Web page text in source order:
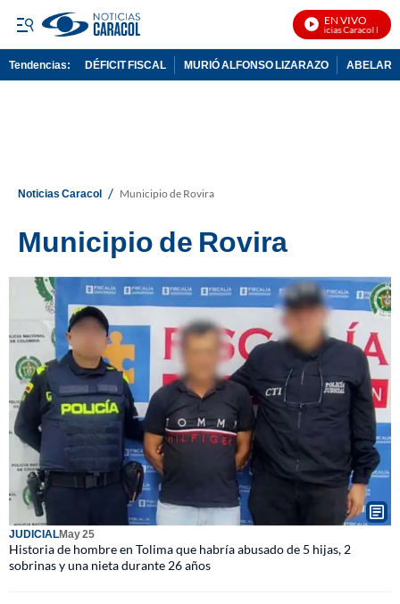
EN VIVO
Noticias Caracol En Vivo
Tendencias: DÉFICIT FISCAL MURIÓ ALFONSO LIZARAZO
Noticias Caracol / Municipio de Rovira
Municipio de Rovira
JUDICIALMay 25
Historia de hombre en Tolima que habría abusado de 5 hijas, 2
sobrinas y una nieta durante 26 años